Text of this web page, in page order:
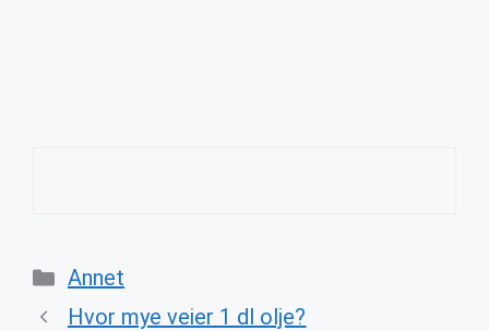
Categories
Annet
Hvor mye veier 1 dl olje?